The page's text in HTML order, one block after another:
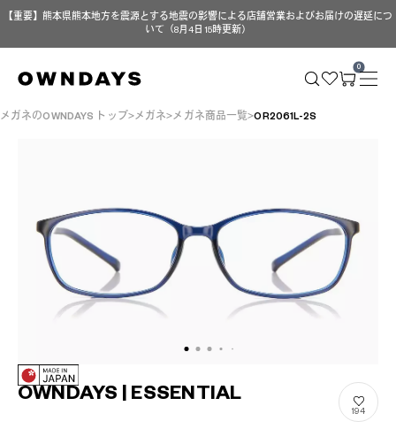
【重要】熊本県熊本地方を震源とする地震の影響による店舗営業およびお届けの遅延につ
いて（8月4日 15時更新）
0
メガネのOWNDAYS トップ メガネ メガネ商品一覧 OR2061L-2S
OWNDAYS | ESSENTIAL
194